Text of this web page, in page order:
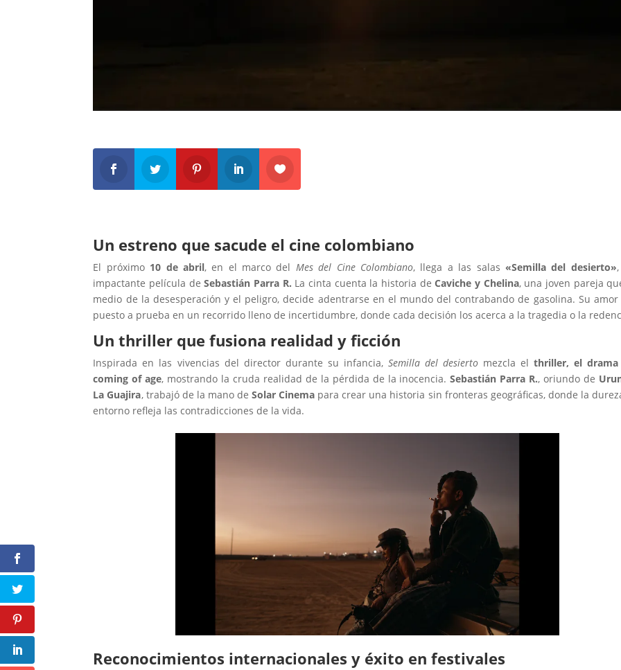
Un estreno que sacude el cine colombiano
El próximo 10 de abril, en el marco del Mes del Cine Colombiano, llega a las salas «Semilla del desierto»
impactante película deSebastián Parra R. La cinta cuenta la historia deCaviche y Chelina, una joven pareja
medio de la desesperación y el peligro, decide adentrarse en el mundo del contrabando de gasolina. Su amor
puesto a prueba en un recorrido lleno de incertidumbre, donde cada decisión los acerca a la tragedia o la
Un thriller que fusiona realidad y ficción
Inspirada en las vivencias del director durante su infancia, Semilla del desiertomezcla el thriller, el
coming of age, mostrando la cruda realidad de la pérdida de la inocencia.Sebastián Parra R., oriundo de
La Guajira, trabajó de la mano deSolar Cinema para crear una historia sin fronteras geográficas, donde la
entorno refleja las contradicciones de la vida.
Reconocimientos internacionales y éxito en festivales